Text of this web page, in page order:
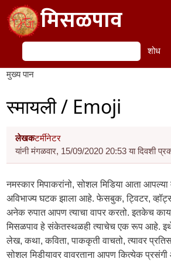
Skip to main contentमिसळपाव
शोध शोध
मुख्य पान
स्मायली / Emoji
लेखकटर्मीनेटर
यांनी मंगळवार, 15/09/2020 20:53 या दिवशी
नमस्कार मिपाकरांनो, सोशल मिडिया आता
अविभाज्य घटक झाला आहे. फेसबुक, ट्विटर,
अनेक रुपात आपण त्याचा वापर करतो. इतकेच
मिसळपाव हे संकेतस्थळही त्याचेच एक रूप आहे.
लेख, कथा, कविता, पाककृती वाचतो, त्यावर
सोशल मिडीयावर वावरताना आपण कित्येक प्रसंगी